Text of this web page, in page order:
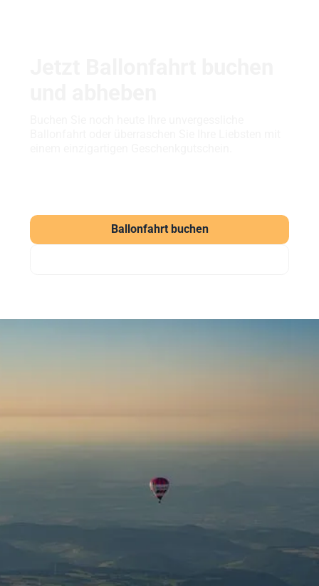
Ballonfahrt buchen
verschiedene Pakete für unsere Ballonfahrten an,
sehen Sie sich gerne auf der Webseite um.
90 Minuten, das gesamte Erlebnis inklusive
Vorbereitung und Taufe dauert ca. 3-4 Stunden.